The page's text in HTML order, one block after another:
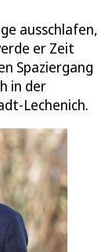
ausschlafen,
er Zeit
Spaziergang
in der
Lechenich.